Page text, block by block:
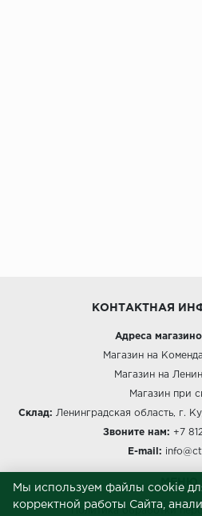
КОНТАКТНАЯ
Адреса
Магазин на
Магазин на
Магазин при
Склад: Ленинградская область, г.
Звоните нам: +7
E-mail:
МЕНЮ
Политика обработки
Мы используем файлы cookie
корректной работы Сайта,